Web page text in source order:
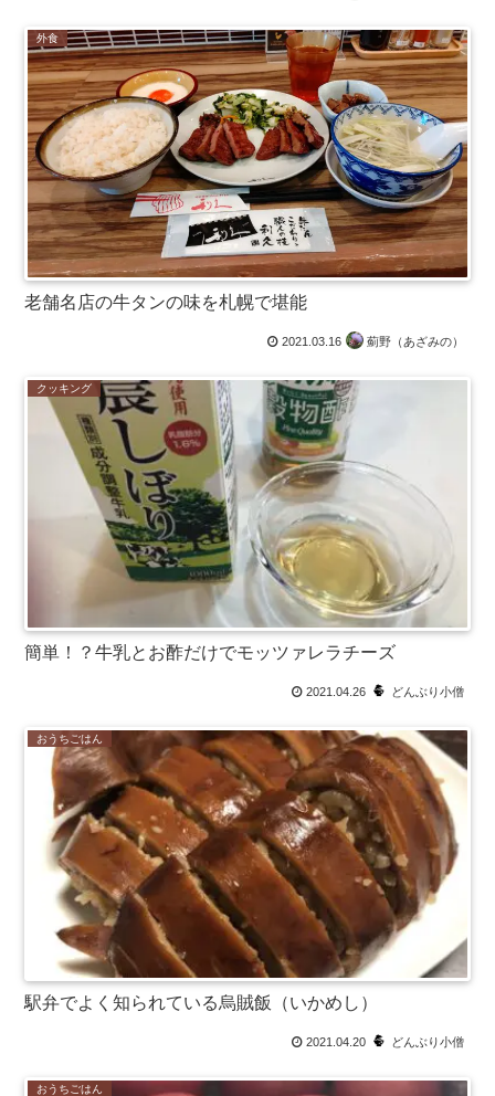
外食
老舗名店の牛タンの味を札幌で堪能
2021.03.16 薊野（あざみの）
クッキング
簡単！？牛乳とお酢だけでモッツァレラチーズ
2021.04.26 どんぶり小僧
おうちごはん
駅弁でよく知られている烏賊飯（いかめし）
2021.04.20 どんぶり小僧
おうちごはん